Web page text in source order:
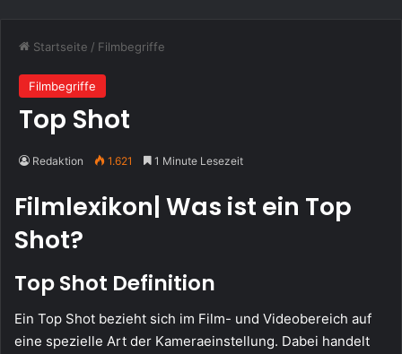
Startseite / Filmbegriffe
Filmbegriffe
Top Shot
Redaktion 1.621 1 Minute Lesezeit
Filmlexikon| Was ist ein Top
Shot?
Top Shot Definition
Ein Top Shot bezieht sich im Film- und Videobereich auf
eine spezielle Art der Kameraeinstellung. Dabei handelt